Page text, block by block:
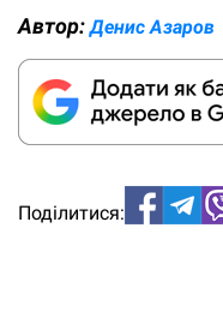
Автор:Денис Азаров
Поділитися: